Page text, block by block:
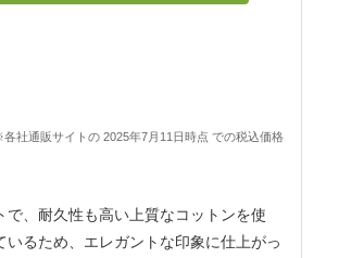
社通販サイトの 2025年7月11日時点 での税込価格
、耐久性も高い上質なコットンを使
るため、エレガントな印象に仕上がっ